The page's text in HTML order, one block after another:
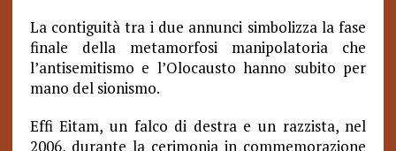
La contiguità tra i due annunci simbolizza la fase
finale della metamorfosi manipolatoria che
l’antisemitismo e l’Olocausto hanno subito per
mano del sionismo.
Effi Eitam, un falco di destra e un razzista, nel
2006, durante la cerimonia in commemorazione